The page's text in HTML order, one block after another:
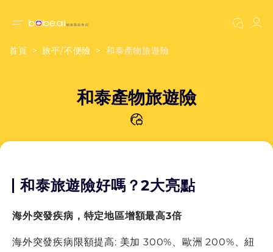
首頁 旅平/不便險 和泰產物旅遊險
和泰產物旅遊險
和泰旅遊險好嗎？2大亮點
海外突發疾病，特定地區增額最高3倍
海外突發疾病限額提高: 美加 300%、歐洲 200%、紐